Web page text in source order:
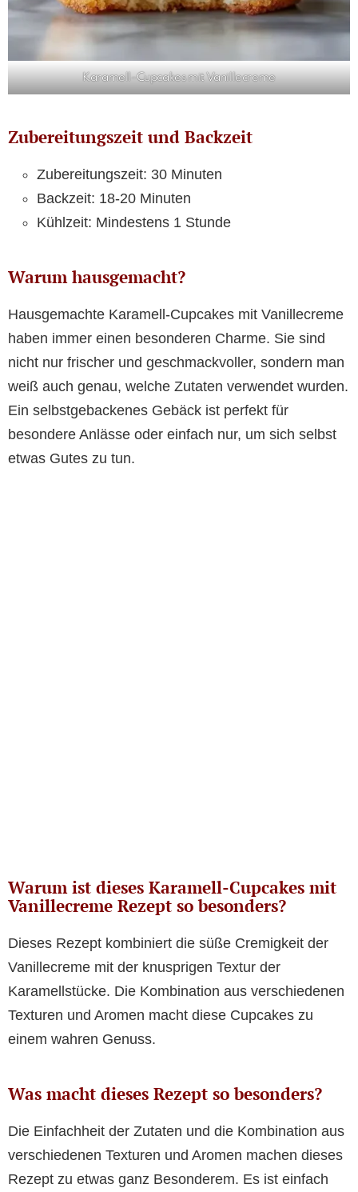
Karamell-Cupcakes mit Vanillecreme
Zubereitungszeit und Backzeit
Zubereitungszeit: 30 Minuten
Backzeit: 18-20 Minuten
Kühlzeit: Mindestens 1 Stunde
Warum hausgemacht?
Hausgemachte Karamell-Cupcakes mit Vanillecreme
haben immer einen besonderen Charme. Sie sind
nicht nur frischer und geschmackvoller, sondern man
weiß auch genau, welche Zutaten verwendet wurden.
Ein selbstgebackenes Gebäck ist perfekt für
besondere Anlässe oder einfach nur, um sich selbst
etwas Gutes zu tun.
Warum ist dieses Karamell-Cupcakes mit
Vanillecreme Rezept so besonders?
Dieses Rezept kombiniert die süße Cremigkeit der
Vanillecreme mit der knusprigen Textur der
Karamellstücke. Die Kombination aus verschiedenen
Texturen und Aromen macht diese Cupcakes zu
einem wahren Genuss.
Was macht dieses Rezept so besonders?
Die Einfachheit der Zutaten und die Kombination aus
verschiedenen Texturen und Aromen machen dieses
Rezept zu etwas ganz Besonderem. Es ist einfach